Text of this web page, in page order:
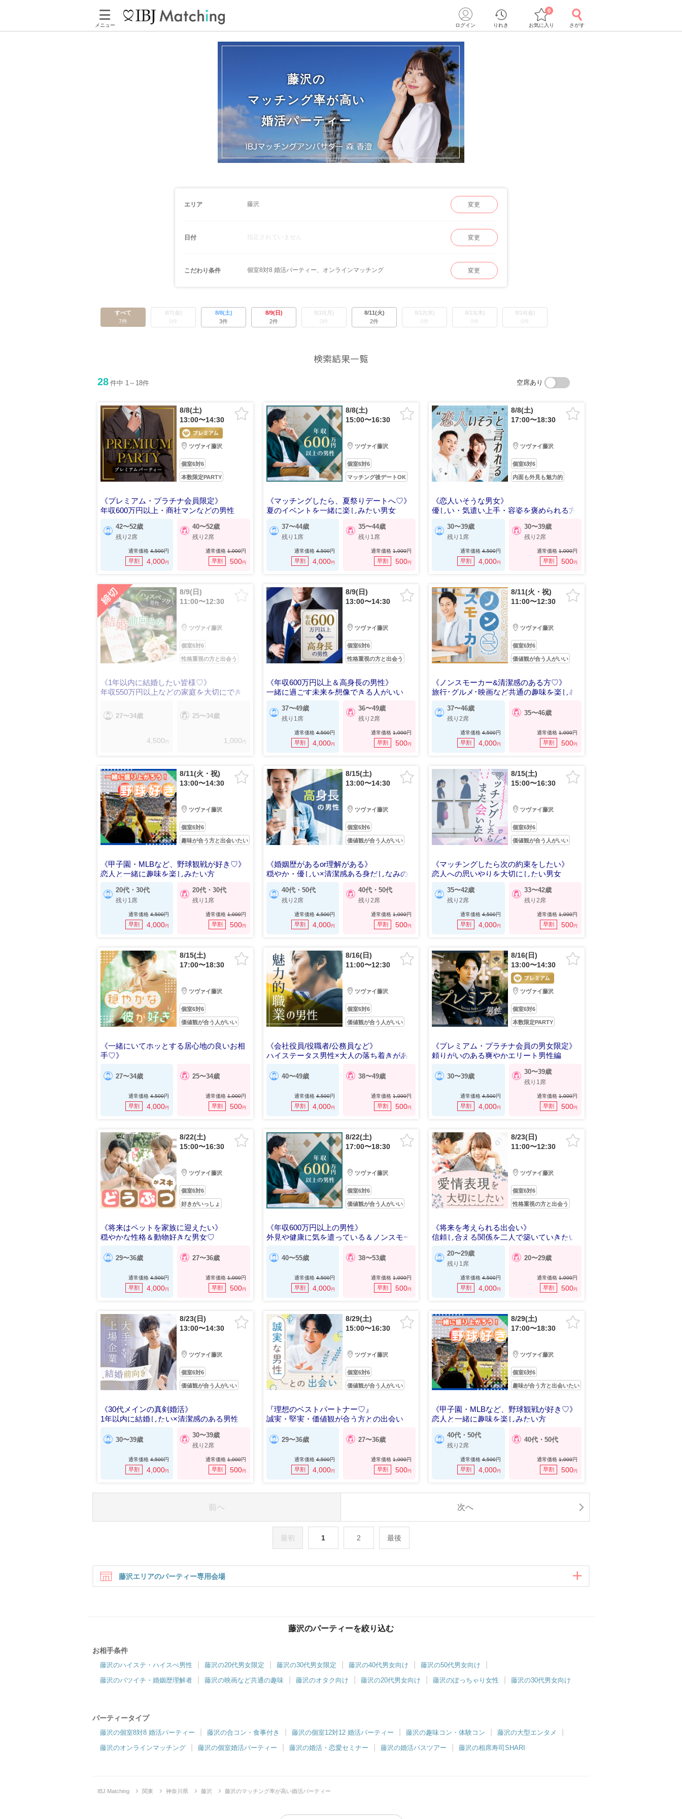
メニュー ログイン りれき お気に入り
0
さがす
藤沢の
マッチング率が高い
婚活パーティー
エリア 藤沢 変更
日付 指定されていません 変更
こだわり条件 個室8対8 婚活パーティー、オンラインマッチング 変更
すべて
7件
8/7(金)
0件
8/8(土)
3件
8/9(日)
2件
8/10(月)
0件
8/11(火)
2件
8/12(水)
0件
8/13(木)
0件
8/14(金)
0件
検索結果一覧
28 件中 1～18件 空席あり
8/8(土)
13:00〜14:30
ツヴァイ藤沢
個室6対6
本数限定PARTY
《プレミアム・プラチナ会員限定》
年収600万円以上・商社マンなどの男性
42〜52歳
残り2席
通常価格4,500円
早割 4,000円
40〜52歳
残り2席
通常価格1,000円
早割 500円
8/8(土)
15:00〜16:30
ツヴァイ藤沢
個室6対6
マッチング後デートOK
《マッチングしたら、夏祭りデートへ♡》
夏のイベントを一緒に楽しみたい男女
37〜44歳
残り1席
通常価格 4,500円
早割 4,000円
35〜44歳
残り1席
通常価格1,000円
早割 500円
8/8(土)
17:00〜18:30
ツヴァイ藤沢
個室6対6
内面も外見も魅力的
《恋人いそうな男女》
優しい・気遣い上手・容姿を褒められる方
30〜39歳
残り1席
通常価格4,500円
早割 4,000円
30〜39歳
残り2席
通常価格 1,000円
早割 500円
8/9(日)
11:00〜12:30
ツヴァイ藤沢
個室6対6
性格重視の方と出会う
《1年以内に結婚したい皆様♡》
年収550万円以上などの家庭を大切にできる
27〜34歳
4,500 円
25〜34歳
1,000 円
8/9(日)
13:00〜14:30
ツヴァイ藤沢
個室6対6
性格重視の方と出会う
《年収600万円以上＆高身長の男性》
一緒に過ごす未来を想像できる人がいい
37〜49歳
残り1席
通常価格 4,500円
早割 4,000円
36〜49歳
残り2席
通常価格1,000円
早割 500円
8/11(火・祝)
11:00〜12:30
ツヴァイ藤沢
個室6対6
価値観が合う人がいい
《ノンスモーカー&清潔感のある方♡》
旅行･グルメ･映画など共通の趣味を楽しむ
37〜46歳
残り2席
通常価格4,500円
早割 4,000円
35〜46歳
通常価格 1,000円
早割 500円
8/11(火・祝)
13:00〜14:30
ツヴァイ藤沢
個室6対6
趣味が合う方と出会いたい
《甲子園・MLBなど、野球観戦が好き♡》
恋人と一緒に趣味を楽しみたい方
20代・30代
残り1席
通常価格4,500円
早割 4,000円
20代・30代
残り1席
通常価格1,000円
早割 500円
8/15(土)
13:00〜14:30
ツヴァイ藤沢
個室6対6
価値観が合う人がいい
《婚姻歴があるor理解がある》
穏やか・優しい×清潔感ある身だしなみの高
40代・50代
残り2席
通常価格 4,500円
早割 4,000円
40代・50代
残り2席
通常価格1,000円
早割 500円
8/15(土)
15:00〜16:30
ツヴァイ藤沢
個室6対6
価値観が合う人がいい
《マッチングしたら次の約束をしたい》
恋人への思いやりを大切にしたい男女
35〜42歳
残り2席
通常価格4,500円
早割 4,000円
33〜42歳
残り2席
通常価格 1,000円
早割 500円
8/15(土)
17:00〜18:30
ツヴァイ藤沢
個室6対6
価値観が合う人がいい
《一緒にいてホッとする居心地の良いお相
手♡》
27〜34歳
通常価格4,500円
早割 4,000円
25〜34歳
通常価格1,000円
早割 500円
8/16(日)
11:00〜12:30
ツヴァイ藤沢
個室6対6
価値観が合う人がいい
《会社役員/役職者/公務員など》
ハイステータス男性×大人の落ち着きがある
40〜49歳
通常価格 4,500円
早割 4,000円
38〜49歳
通常価格1,000円
早割 500円
8/16(日)
13:00〜14:30
ツヴァイ藤沢
個室6対6
本数限定PARTY
《プレミアム・プラチナ会員の男女限定》
頼りがいのある爽やかエリート男性編
30〜39歳
通常価格4,500円
早割 4,000円
30〜39歳
残り1席
通常価格 1,000円
早割 500円
8/22(土)
15:00〜16:30
ツヴァイ藤沢
個室6対6
好きがいっしょ
​​​​​​​《将来はペットを家族に迎えたい》
穏やかな性格＆動物好きな男女♡
29〜36歳
通常価格4,500円
早割 4,000円
27〜36歳
通常価格1,000円
早割 500円
8/22(土)
17:00〜18:30
ツヴァイ藤沢
個室6対6
価値観が合う人がいい
《年収600万円以上の男性》
外見や健康に気を遣っている＆ノンスモー
40〜55歳
通常価格 4,500円
早割 4,000円
38〜53歳
通常価格1,000円
早割 500円
8/23(日)
11:00〜12:30
ツヴァイ藤沢
個室6対6
性格重視の方と出会う
《将来を考えられる出会い》
信頼し合える関係を二人で築いていきたい
20〜29歳
残り1席
通常価格4,500円
早割 4,000円
20〜29歳
通常価格 1,000円
早割 500円
8/23(日)
13:00〜14:30
ツヴァイ藤沢
個室6対6
価値観が合う人がいい
《30代メインの真剣婚活》
1年以内に結婚したい×清潔感のある男性
30〜39歳
通常価格4,500円
早割 4,000円
30〜39歳
残り2席
通常価格1,000円
早割 500円
8/29(土)
15:00〜16:30
ツヴァイ藤沢
個室6対6
価値観が合う人がいい
『理想のベストパートナー♡』
誠実・堅実・価値観が合う方との出会い
29〜36歳
通常価格 4,500円
早割 4,000円
27〜36歳
通常価格1,000円
早割 500円
8/29(土)
17:00〜18:30
ツヴァイ藤沢
個室6対6
趣味が合う方と出会いたい
《甲子園・MLBなど、野球観戦が好き♡》
恋人と一緒に趣味を楽しみたい方
40代・50代
残り2席
通常価格4,500円
早割 4,000円
40代・50代
通常価格 1,000円
早割 500円
前へ 次へ
最初 1 2 最後
藤沢エリアのパーティー専用会場
ツヴァイ藤沢
藤沢のパーティーを絞り込む
お相手条件
藤沢のハイステ・ハイスぺ男性 藤沢の20代男女限定 藤沢の30代男女限定 藤沢の40代男女向け
藤沢の50代男女向け
藤沢のバツイチ・婚姻歴理解者
藤沢の映画など共通の趣味 藤沢のオタク向け 藤沢の20代男女向け 藤沢のぽっちゃり女性 藤沢の30代男女向け
パーティータイプ
藤沢の個室8対8 婚活パーティー 藤沢の合コン・食事付き 藤沢の個室12対12 婚活パーティー 藤沢の趣味コン・体験コン
藤沢の大型エンタメ
藤沢のオンラインマッチング
藤沢の個室婚活パーティー 藤沢の婚活・恋愛セミナー 藤沢の婚活バスツアー 藤沢の相席寿司SHARI
IBJ Matching 関東 神奈川県 藤沢 藤沢のマッチング率が高い婚活パーティー